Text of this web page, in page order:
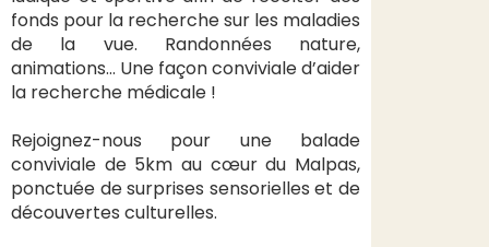
fonds pour la recherche sur les maladies
de la vue. Randonnées nature,
animations… Une façon conviviale d’aider
la recherche médicale !
Rejoignez-nous pour une balade
conviviale de 5km au cœur du Malpas,
ponctuée de surprises sensorielles et de
découvertes culturelles.